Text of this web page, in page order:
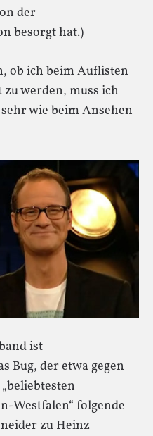
der
besorgt hat.)
ob ich beim Auflisten
werden, muss ich
wie beim Ansehen
ist
Bug, der etwa gegen
Westfalen“ folgende
zu Heinz